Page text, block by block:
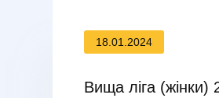
18.01.2024
Вища ліга (жінки)